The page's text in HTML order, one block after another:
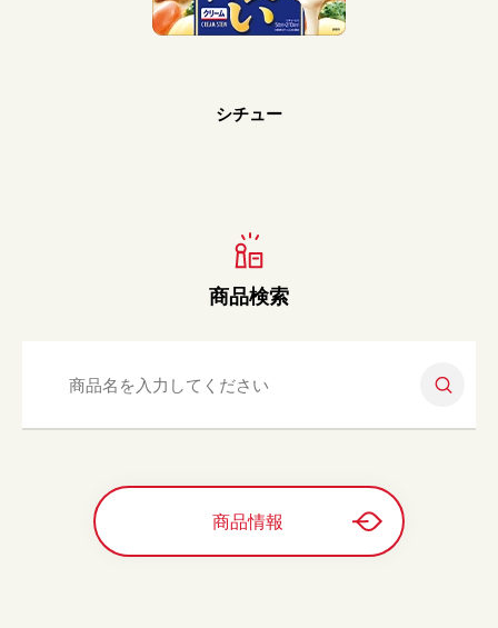
シチュー
商品検索
商品情報